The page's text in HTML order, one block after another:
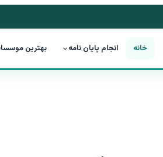
خانه انجام پایان نامه بهترین